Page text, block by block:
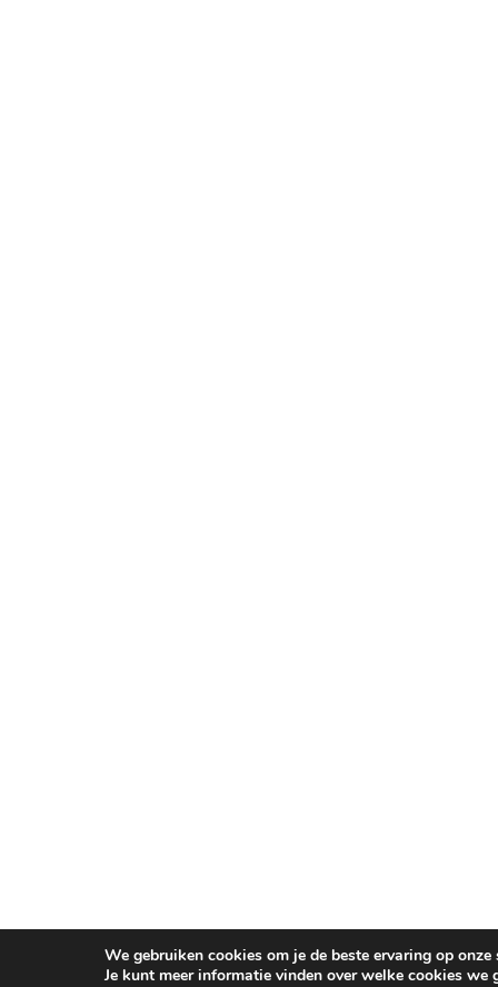
We gebruiken cookies om je de beste ervaring op onze
Je kunt meer informatie vinden over welke cookies